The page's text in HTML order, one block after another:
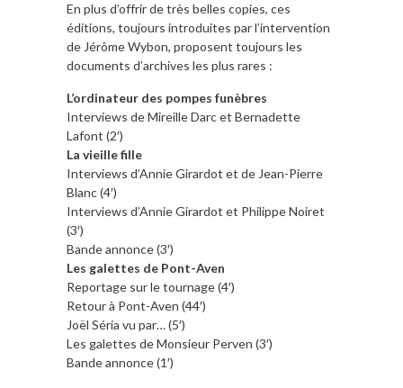
En plus d’offrir de très belles copies, ces
éditions, toujours introduites par l’intervention
de Jérôme Wybon, proposent toujours les
documents d’archives les plus rares :
L’ordinateur des pompes funèbres
Interviews de Mireille Darc et Bernadette
Lafont (2′)
La vieille fille
Interviews d’Annie Girardot et de Jean-Pierre
Blanc (4′)
Interviews d’Annie Girardot et Philippe Noiret
(3′)
Bande annonce (3′)
Les galettes de Pont-Aven
Reportage sur le tournage (4′)
Retour à Pont-Aven (44′)
Joël Séria vu par… (5′)
Les galettes de Monsieur Perven (3′)
Bande annonce (1′)